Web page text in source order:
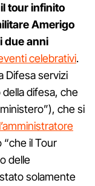
il tour infinito
Amerigo
due anni
celebrativi.
Difesa servizi
difesa, che
che si
l’amministratore
“che il Tour
delle
solamente